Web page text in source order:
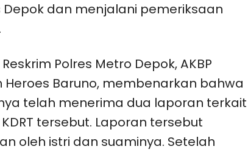
Depok dan menjalani pemeriksaan
Polres Metro Depok, AKBP
Heroes Baruno, membenarkan bahwa
telah menerima dua laporan terkait
tersebut. Laporan tersebut
oleh istri dan suaminya. Setelah